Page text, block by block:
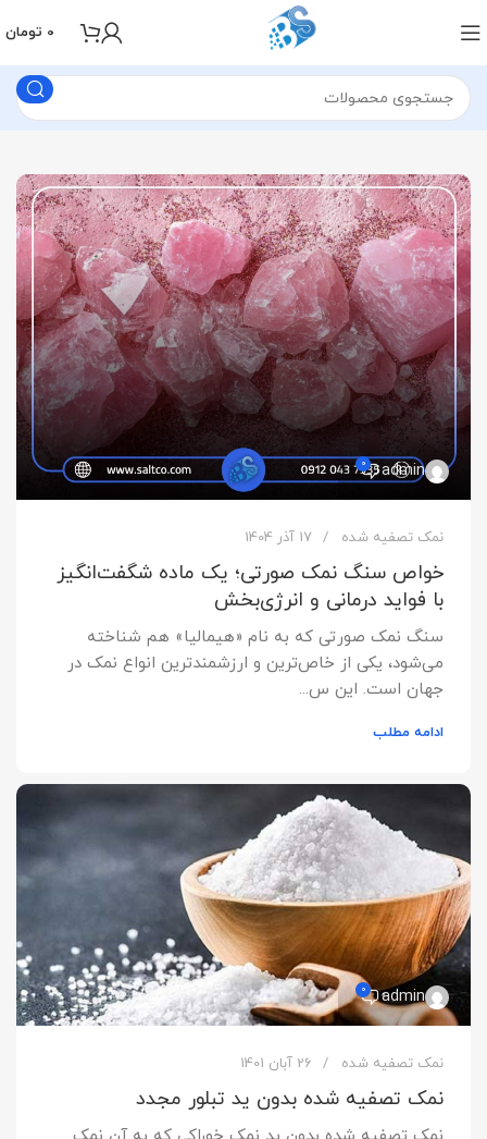
0 تومان
admin
0
نمک تصفیه شده 17 آذر 1404
خواص سنگ نمک صورتی؛ یک ماده شگفت‌انگیز
با فواید درمانی و انرژی‌بخش
سنگ نمک صورتی که به نام «هیمالیا» هم شناخته
می‌شود، یکی از خاص‌ترین و ارزشمندترین انواع نمک در
جهان است. این س...
ادامه مطلب
admin
0
نمک تصفیه شده 26 آبان 1401
نمک تصفیه شده بدون ید تبلور مجدد